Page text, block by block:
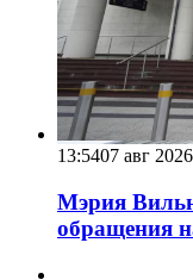
13:5407 авг 2026
Мэрия
обращения